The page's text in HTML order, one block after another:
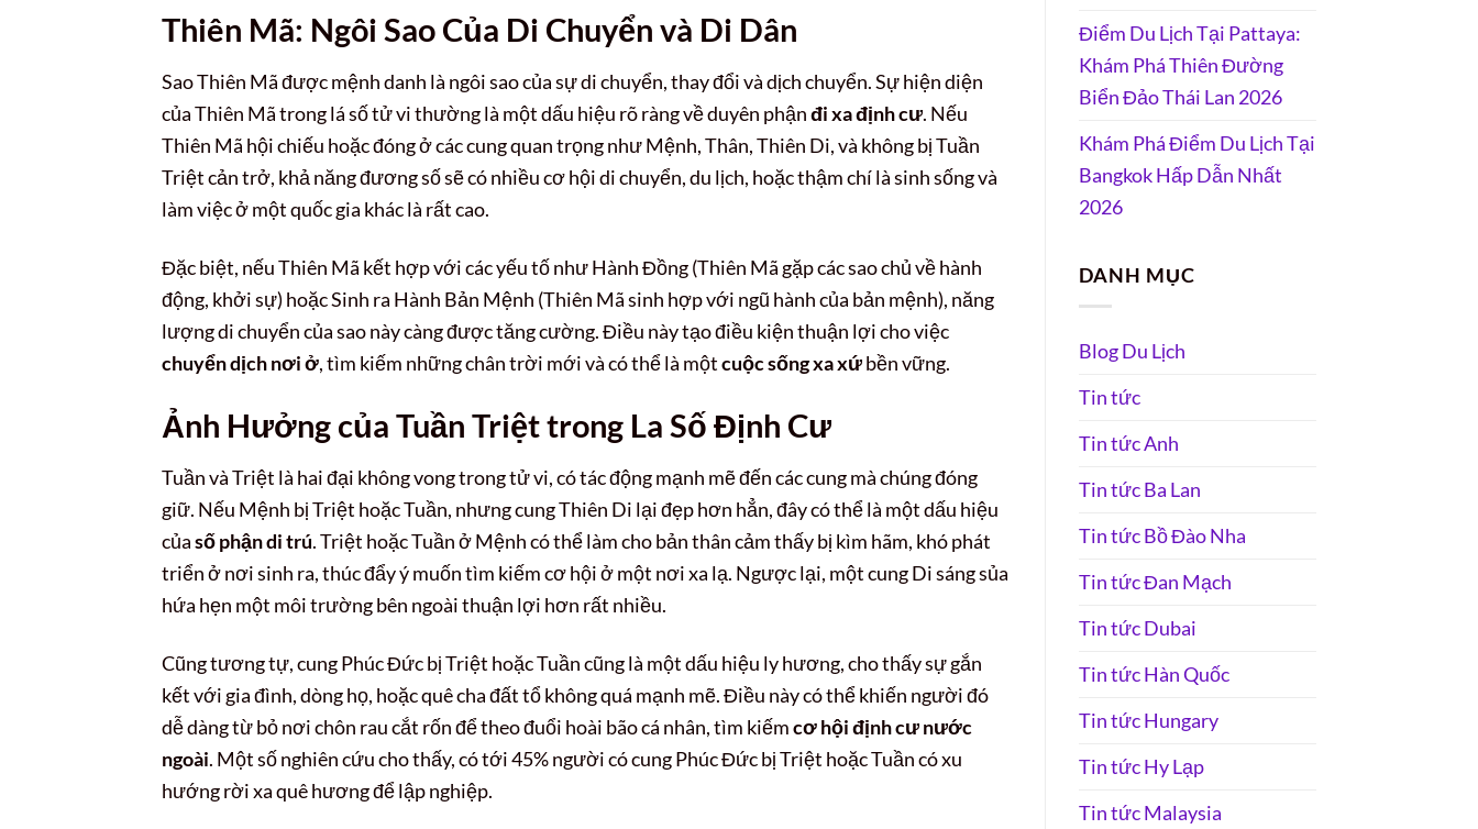
Thiên Mã: Ngôi Sao Của Di Chuyển và Di Dân
Sao Thiên Mã được mệnh danh là ngôi sao của sự di chuyển, thay đổi và dịch chuyển. Sự hiện diện
của Thiên Mã trong lá số tử vi thường là một dấu hiệu rõ ràng về duyên phậnđi xa định cư. Nếu
Thiên Mã hội chiếu hoặc đóng ở các cung quan trọng như Mệnh, Thân, Thiên Di, và không bị Tuần
Triệt cản trở, khả năng đương số sẽ có nhiều cơ hội di chuyển, du lịch, hoặc thậm chí là sinh sống và
làm việc ở một quốc gia khác là rất cao.
Đặc biệt, nếu Thiên Mã kết hợp với các yếu tố như Hành Đồng (Thiên Mã gặp các sao chủ về hành
động, khởi sự) hoặc Sinh ra Hành Bản Mệnh (Thiên Mã sinh hợp với ngũ hành của bản mệnh), năng
lượng di chuyển của sao này càng được tăng cường. Điều này tạo điều kiện thuận lợi cho việc
chuyển dịch nơi ở, tìm kiếm những chân trời mới và có thể là mộtcuộc sống xa xứbền vững.
Ảnh Hưởng của Tuần Triệt trong La Số Định Cư
Tuần và Triệt là hai đại không vong trong tử vi, có tác động mạnh mẽ đến các cung mà chúng đóng
giữ. Nếu Mệnh bị Triệt hoặc Tuần, nhưng cung Thiên Di lại đẹp hơn hẳn, đây có thể là một dấu hiệu
củasố phận di trú. Triệt hoặc Tuần ở Mệnh có thể làm cho bản thân cảm thấy bị kìm hãm, khó phát
triển ở nơi sinh ra, thúc đẩy ý muốn tìm kiếm cơ hội ở một nơi xa lạ. Ngược lại, một cung Di sáng sủa
hứa hẹn một môi trường bên ngoài thuận lợi hơn rất nhiều.
Cũng tương tự, cung Phúc Đức bị Triệt hoặc Tuần cũng là một dấu hiệu ly hương, cho thấy sự gắn
kết với gia đình, dòng họ, hoặc quê cha đất tổ không quá mạnh mẽ. Điều này có thể khiến người đó
dễ dàng từ bỏ nơi chôn rau cắt rốn để theo đuổi hoài bão cá nhân, tìm kiếmcơ hội định cư nước
ngoài. Một số nghiên cứu cho thấy, có tới 45% người có cung Phúc Đức bị Triệt hoặc Tuần có xu
hướng rời xa quê hương để lập nghiệp.
Điểm Du Lịch Tại Pattaya:
Khám Phá Thiên Đường
Biển Đảo Thái Lan 2026
Khám Phá Điểm Du Lịch Tại
Bangkok Hấp Dẫn Nhất
2026
DANH MỤC
Blog Du Lịch
Tin tức
Tin tức Anh
Tin tức Ba Lan
Tin tức Bồ Đào Nha
Tin tức Đan Mạch
Tin tức Dubai
Tin tức Hàn Quốc
Tin tức Hungary
Tin tức Hy Lạp
Tin tức Malaysia